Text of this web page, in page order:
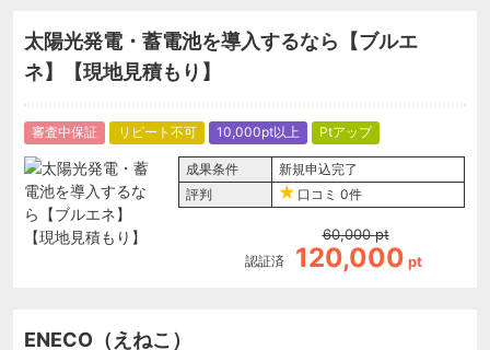
太陽光発電・蓄電池を導入するなら【ブルエ
ネ】【現地見積もり】
審査中保証 リピート不可 10,000pt以上 Ptアップ
成果条件
新規申込完了
評判
口コミ 0件
認証済
60,000 pt
120,000 pt
ENECO（えねこ）